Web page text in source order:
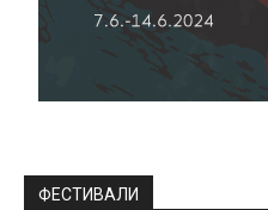
ФЕСТИВАЛИ